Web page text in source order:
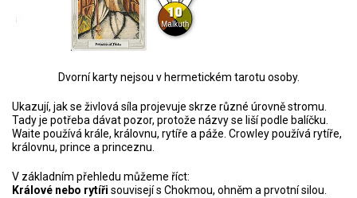
Dvorní karty nejsou v hermetickém tarotu osoby.
Ukazují, jak se živlová síla projevuje skrze různé úrovně stromu.
Tady je potřeba dávat pozor, protože názvy se liší podle balíčku.
Waite používá krále, královnu, rytíře a páže. Crowley používá rytíře,
královnu, prince a princeznu.
V základním přehledu můžeme říct:
Králové nebo rytíři souvisejí s Chokmou, ohněm a prvotní silou.